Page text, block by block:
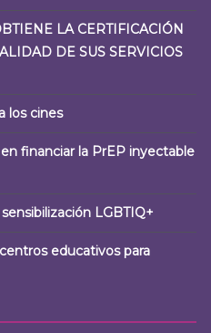
LA CERTIFICACIÓN
DE SUS SERVICIOS
los cines
financiar la PrEP inyectable
LGBTIQ+
educativos para